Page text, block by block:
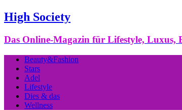
High Society
Das Online-Magazin für Lifestyle, Luxus,
Beauty&Fashion
Stars
Adel
Lifestyle
Dies & das
Wellness